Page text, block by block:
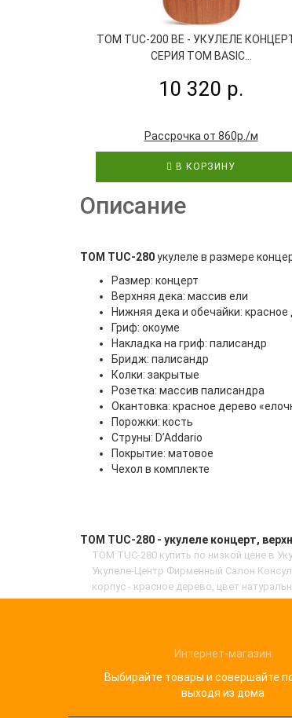
TOM TUC-200 BE - УКУЛЕЛЕ
СЕРИЯ TOM BASIC...
10 320 р.
Рассрочка от 860р./м
В КОРЗИНУ
Описание
TOM TUC-280укулеле в размере
Размер: концерт
Верхняя дека: массив ели
Нижняя дека и обечайки: красное
Гриф: окоуме
Накладка на гриф: палисандр
Бридж: палисандр
Колки: закрытые
Розетка: массив палисандра
Окантовка: красное дерево
Порожки: кость
Струны: D’Addario
Покрытие: матовое
Чехол в комплекте
TOM TUC-280 - укулеле концерт,
TOM TUC-280 купить по низкой цене в
Укулеле-Центр Фирменный Салон
корпус - красное дерево, цвет
Интернет-магазин
Выбирайте товары и совершайте
выходя из дома